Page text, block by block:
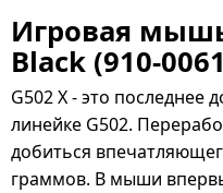
Игровая
Black (910-
G502 X - это последнее
линейке G502.
добиться
граммов. В мыши